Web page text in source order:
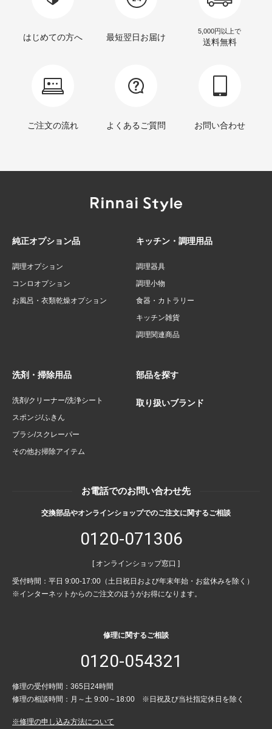
はじめての方へ 最短翌日お届け
5,000円以上で
送料無料
ご注文の流れ よくあるご質問 お問い合わせ
純正オプション品
調理オプション
コンロオプション
お風呂・衣類乾燥オプション
キッチン・調理用品
調理器具
調理小物
食器・カトラリー
キッチン雑貨
調理関連商品
洗剤・掃除用品
洗剤/クリーナー/洗浄シート
スポンジ/ふきん
ブラシ/スクレーパー
その他お掃除アイテム
部品を探す
取り扱いブランド
お電話でのお問い合わせ先
交換部品やオンラインショップでのご注文に関するご相談
0120-071306
[ オンラインショップ窓口 ]
受付時間：平日 9:00-17:00（土日祝日および年末年始・お盆休みを除く）
※インターネットからのご注文のほうがお得になります。
修理に関するご相談
0120-054321
修理の受付時間：365日24時間
修理の相談時間：月～土 9:00～18:00 ※日祝及び当社指定休日を除く
※修理の申し込み方法について